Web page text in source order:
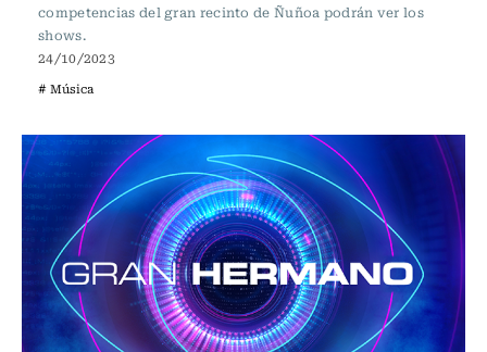
competencias del gran recinto de Ñuñoa podrán ver los
shows.
24/10/2023
# Música